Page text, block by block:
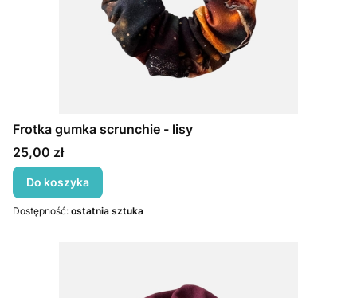
Frotka gumka scrunchie - lisy
Cena
25,00 zł
Do koszyka
Dostępność: ostatnia sztuka